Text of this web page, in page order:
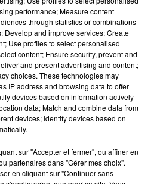
2026
LORIENT, C'EST AUX
D'OLONNE D'ACCUEILLIR
GRAND...
2026
: UNE PLUIE
POUR LES FEUX
DU...
performance; Measure content
through statistics or combinations
Develop and improve services; Create
Use profiles to select personalised
content; Ensure security, prevent and
and present advertising and content;
choices. These technologies may
IP address and browsing data to offer
devices based on information actively
data; Match and combine data from
devices; Identify devices based on
sur "Accepter et fermer", ou affiner en
partenaires dans "Gérer mes choix".
en cliquant sur "Continuer sans